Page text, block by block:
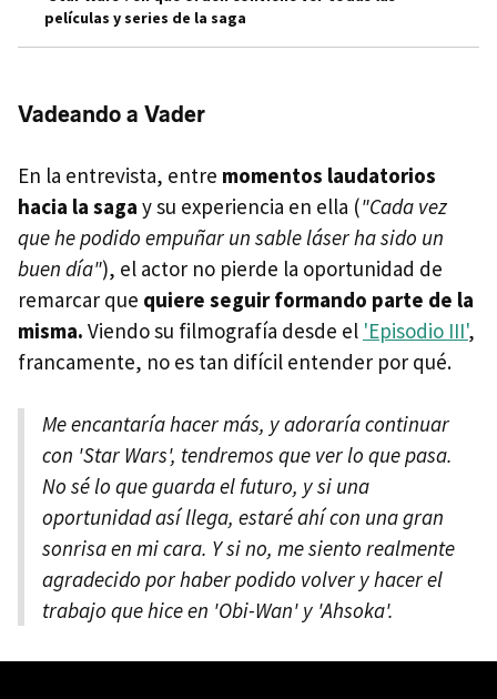
películas y series de la saga
Vadeando a Vader
En la entrevista, entre momentos laudatorios
hacia la saga y su experiencia en ella ("Cada vez
que he podido empuñar un sable láser ha sido un
buen día"), el actor no pierde la oportunidad de
remarcar que quiere seguir formando parte de la
misma. Viendo su filmografía desde el 'Episodio III',
francamente, no es tan difícil entender por qué.
Me encantaría hacer más, y adoraría continuar
con 'Star Wars', tendremos que ver lo que pasa.
No sé lo que guarda el futuro, y si una
oportunidad así llega, estaré ahí con una gran
sonrisa en mi cara. Y si no, me siento realmente
agradecido por haber podido volver y hacer el
trabajo que hice en 'Obi-Wan' y 'Ahsoka'.